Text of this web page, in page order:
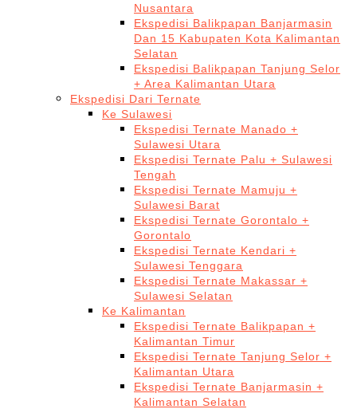
Nusantara
Ekspedisi Balikpapan Banjarmasin
Dan 15 Kabupaten Kota Kalimantan
Selatan
Ekspedisi Balikpapan Tanjung Selor
+ Area Kalimantan Utara
Ekspedisi Dari Ternate
Ke Sulawesi
Ekspedisi Ternate Manado +
Sulawesi Utara
Ekspedisi Ternate Palu + Sulawesi
Tengah
Ekspedisi Ternate Mamuju +
Sulawesi Barat
Ekspedisi Ternate Gorontalo +
Gorontalo
Ekspedisi Ternate Kendari +
Sulawesi Tenggara
Ekspedisi Ternate Makassar +
Sulawesi Selatan
Ke Kalimantan
Ekspedisi Ternate Balikpapan +
Kalimantan Timur
Ekspedisi Ternate Tanjung Selor +
Kalimantan Utara
Ekspedisi Ternate Banjarmasin +
Kalimantan Selatan